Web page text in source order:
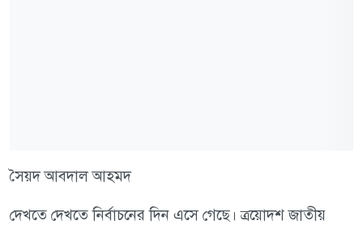
সৈয়দ আবদাল আহমদ
দেখতে দেখতে নির্বাচনের দিন এসে গেছে। ত্রয়োদশ জাতীয়